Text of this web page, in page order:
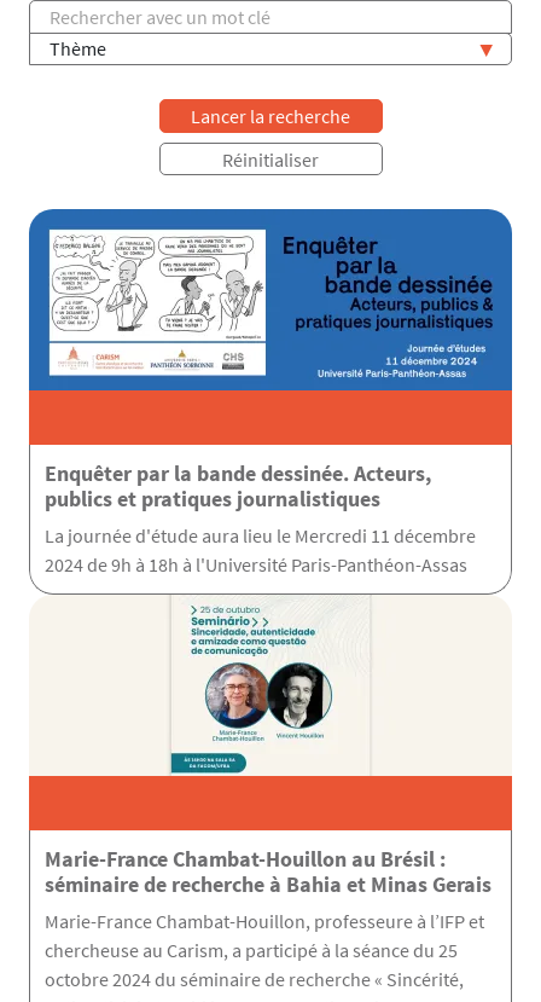
Titre
Thème
Enquêter par la bande dessinée. Acteurs,
publics et pratiques journalistiques
La journée d'étude aura lieu le Mercredi 11 décembre
2024 de 9h à 18h à l'Université Paris-Panthéon-Assas
Marie-France Chambat-Houillon au Brésil :
séminaire de recherche à Bahia et Minas Gerais
Marie-France Chambat-Houillon, professeure à l’IFP et
chercheuse au Carism, a participé à la séance du 25
octobre 2024 du séminaire de recherche « Sincérité,